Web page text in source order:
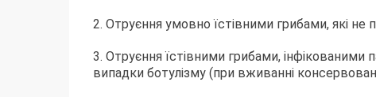
2. Отруєння умовно їстівними грибами, які не
3. Отруєння їстівними грибами, інфікованими
випадки ботулізму (при вживанні